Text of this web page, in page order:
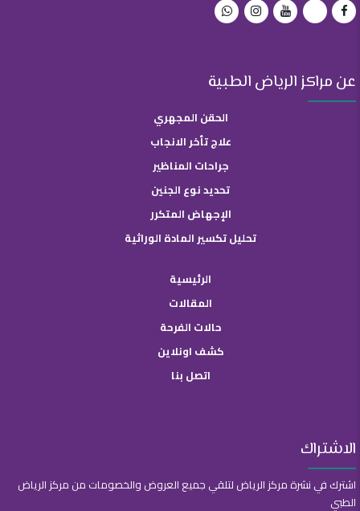
عن مراكز الرياض الطبية
الحقن المجهري
علاج تأخر الانجاب
جراحات المناظير
تحديد نوع الجنين
الإجهاض المتكرر
تحليل تكسير المادة الوراثية
الرئيسية
المقالات
حالات الفرحة
كشف اونلاين
اتصل بنا
الاشتراك
اشترك في نشرة مركز الرياض لتلقي جميع العروض والخصومات من مركز الرياض
الطبي